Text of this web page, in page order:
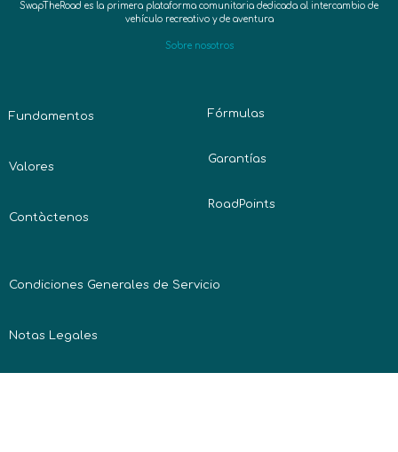
SwapTheRoad es la primera plataforma comunitaria dedicada al intercambio de
vehículo recreativo y de aventura
Sobre nosotros
Fundamentos
Valores
Contàctenos
Fórmulas
Garantías
RoadPoints
Condiciones Generales de Servicio
Notas Legales